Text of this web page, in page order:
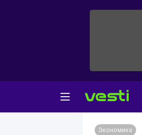
Главная
Экономика
Экономика